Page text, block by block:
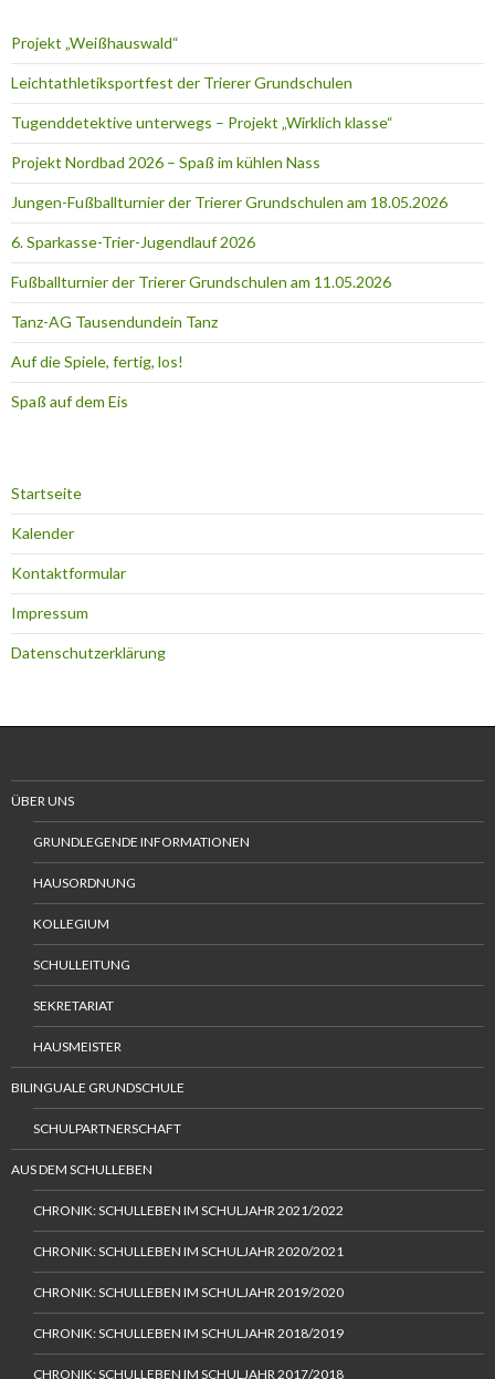
Projekt „Weißhauswald“
Leichtathletiksportfest der Trierer Grundschulen
Tugenddetektive unterwegs – Projekt „Wirklich klasse“
Projekt Nordbad 2026 – Spaß im kühlen Nass
Jungen-Fußballturnier der Trierer Grundschulen am 18.05.2026
6. Sparkasse-Trier-Jugendlauf 2026
Fußballturnier der Trierer Grundschulen am 11.05.2026
Tanz-AG Tausendundein Tanz
Auf die Spiele, fertig, los!
Spaß auf dem Eis
Startseite
Kalender
Kontaktformular
Impressum
Datenschutzerklärung
ÜBER UNS
GRUNDLEGENDE INFORMATIONEN
HAUSORDNUNG
KOLLEGIUM
SCHULLEITUNG
SEKRETARIAT
HAUSMEISTER
BILINGUALE GRUNDSCHULE
SCHULPARTNERSCHAFT
AUS DEM SCHULLEBEN
CHRONIK: SCHULLEBEN IM SCHULJAHR 2021/2022
CHRONIK: SCHULLEBEN IM SCHULJAHR 2020/2021
CHRONIK: SCHULLEBEN IM SCHULJAHR 2019/2020
CHRONIK: SCHULLEBEN IM SCHULJAHR 2018/2019
CHRONIK: SCHULLEBEN IM SCHULJAHR 2017/2018